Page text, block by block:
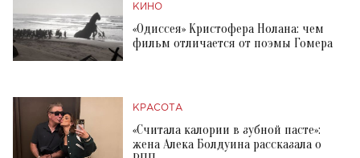
КИНО
«Одиссея» Кристофера Нолана: чем
фильм отличается от поэмы Гомера
КРАСОТА
«Считала калории в зубной пасте»:
жена Алека Болдуина рассказала о